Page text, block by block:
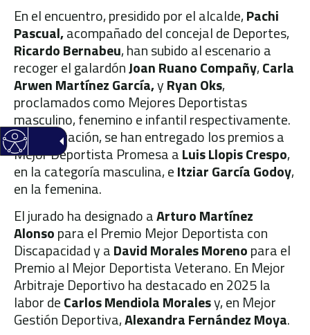
En el encuentro, presidido por el alcalde,Pachi
Pascual,acompañado del concejal de Deportes,
Ricardo Bernabeu, han subido al escenario a
recoger el galardónJoan Ruano Compañy,Carla
Arwen Martínez García,yRyan Oks,
proclamados como Mejores Deportistas
masculino, fenemino e infantil respectivamente.
A continuación, se han entregado los premios a
Mejor Deportista Promesa aLuis Llopis Crespo,
en la categoría masculina, eItziar García Godoy,
en la femenina.
El jurado ha designado aArturo Martínez
Alonsopara el Premio Mejor Deportista con
Discapacidad y aDavid Morales Morenopara el
Premio al Mejor Deportista Veterano. En Mejor
Arbitraje Deportivo ha destacado en 2025 la
labor deCarlos Mendiola Moralesy, en Mejor
Gestión Deportiva,Alexandra Fernández Moya.